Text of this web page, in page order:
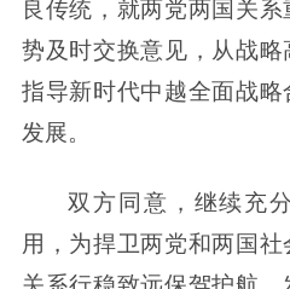
良传统，就两党两国关
势及时交换意见，从战
指导新时代中越全面战
发展。
双方同意，继续充
用，为捍卫两党和两国